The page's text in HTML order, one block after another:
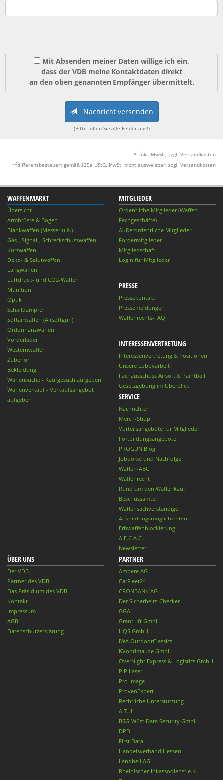
Mit Absenden meiner Daten willige ich ein,
dass der VDB meine Kontaktdaten direkt
an den oben genannten Empfänger übermittelt.
Nachricht versenden
(Bitte füllen Sie alle Felder aus!)
* 1 inkl. MwSt.; zzgl. Versandkosten
*2differenzbesteuert gemäß §25a UStG.;MwSt. nicht ausweisbar; zzgl. Versandkosten
WAFFENMARKT
Übersicht
Armbrüste & Bögen
Blankwaffen (Messer u.ä.)
Gas-, Signal-, Schreckschusswaffen
Kurzwaffen
Deko- & Salutwaffen
Langwaffen
Luftdruck- und CO2-Waffen
Munition
Optik
Schalldämpfer
Softairwaffen (Airsoftgun)
Ordonnanzwaffen
Vorderlader
Westernwaffen
Zubehör
Bekleidung
Waffensuche - Kaufgesuch aufgeben
Waffenverkauf - Verkaufsangebot
aufgeben
MITGLIEDER
Ordentliche Mitglieder (Waffen-
Fachgeschäfte)
Außerordentliche Mitglieder
Fördermitglieder
Mitgliedschaft
Login für Mitglieder
PRESSE
Pressekontakt
Pressemeldungen
Waffenrechts-FAQ
INTERESSENVERTRETUNG
Interessenvertretung & Positionen
Unsere Lobbyarbeit
Fachausschuss Airsoft & Paintball
Gesetzgebung im Überblick
SERVICE
Nachrichten
Merch-Shop
Vorteilsangebote für Mitglieder
Fortbildungsangebote
PROGUN Blog
Jobbörse und Nachfolge
Waffen-ABC
Waffenrecht
Rund um den Waffenkauf
Beschussämter
Waffensachverständige
Ausbildungsmöglichkeiten
Erbwaffenblockierung
A.E.C.A.C.
Newsletter
ÜBER UNS
Der VDB
Partner des VDB
Das Präsidium des VDB
Kontakt
Impressum
AGB
Datenschutzerklärung
PARTNER
Ampere AG
CarFleet24
CRONBANK AG
Der Sicherheits-Checker
GGA
GrantLift GmbH
HQS GmbH
IWA OutdoorClassics
KVoptimal.de GmbH
OverNight Express & Logistics GmbH
PiP Laser
Pro Image
ProvenExpert
Rechtliche Unterstützung
A.T.U.
BSG-Wüst Data Security GmbH
DPD
First Data
Handelsverband Hessen
Landbell AG
Rheinischer-Inkassodienst e.K.